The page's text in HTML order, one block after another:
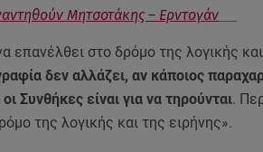
Μητσοτάκης – Ερντογάν
επανέλθει στο δρόμο της λογικής
δεν αλλάζει, αν κάποιος
Συνθήκες είναι για να τηρούνται.
της λογικής και της ειρήνης».